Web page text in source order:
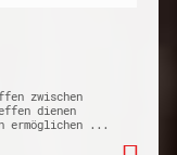
zwischen
dienen
ermöglichen ...